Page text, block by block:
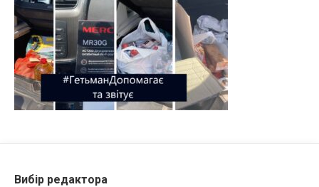
Вибір редактора